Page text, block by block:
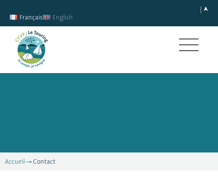
Français English
Accueil Contact